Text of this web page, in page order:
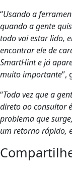
“Usando a
quando a gente
todo vai estar lido,
encontrar ele de
SmartHint e já
muito importante”,
“Toda vez que a
direto ao consultor
problema que
um retorno rápido,